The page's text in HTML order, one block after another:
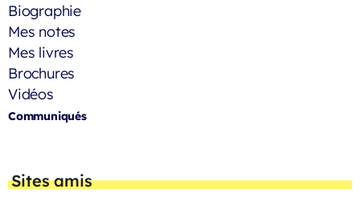
Biographie
Mes notes
Mes livres
Brochures
Vidéos
Communiqués
Sites amis